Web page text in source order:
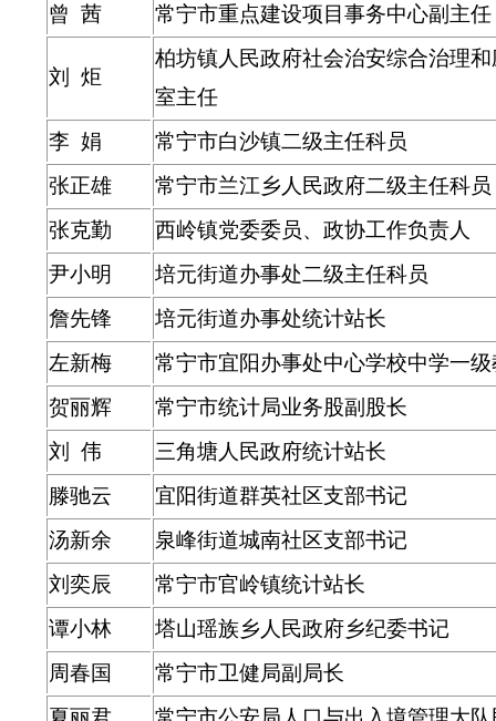
曾 茜 常宁市重点建设项目事务中心副主任
刘 炬
柏坊镇人民政府社会治安综合治理
室主任
李 娟
常宁市白沙镇二级主任科员
张正雄
常宁市兰江乡人民政府二级主任科员
张克勤
西岭镇党委委员、政协工作负责人
尹小明
培元街道办事处二级主任科员
詹先锋
培元街道办事处统计站长
左新梅
常宁市宜阳办事处中心学校中学一
贺丽辉
常宁市统计局业务股副股长
刘 伟
三角塘人民政府统计站长
滕驰云
宜阳街道群英社区支部书记
汤新余
泉峰街道城南社区支部书记
刘奕辰
常宁市官岭镇统计站长
谭小林
塔山瑶族乡人民政府乡纪委书记
周春国
常宁市卫健局副局长